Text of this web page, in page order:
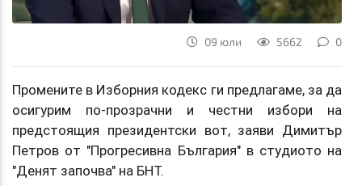
09 юли 5662 0
Промените в Изборния кодекс ги предлагаме, за да
осигурим по-прозрачни и честни избори на
предстоящия президентски вот, заяви Димитър
Петров от "Прогресивна България" в студиото на
"Денят започва" на БНТ.